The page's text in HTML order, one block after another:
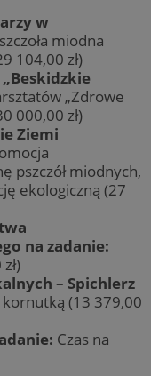
w
miodna
104,00 zł)
„Zdrowe
000,00 zł)
Ziemi
pszczół miodnych,
ekologiczną (27
na zadanie:
– Spichlerz
(13 379,00
Czas na